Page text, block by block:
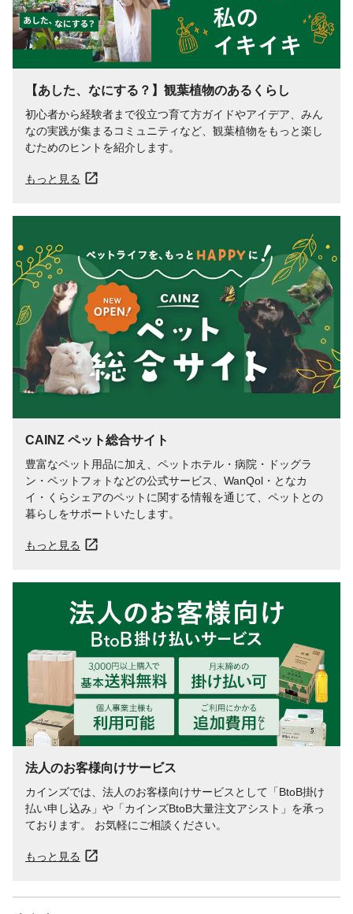
【あした、なにする？】観葉植物のあるくらし
初心者から経験者まで役立つ育て方ガイドやアイデア、みん
なの実践が集まるコミュニティなど、観葉植物をもっと楽し
むためのヒントを紹介します。
もっと見る
CAINZ ペット総合サイト
豊富なペット用品に加え、ペットホテル・病院・ドッグラ
ン・ペットフォトなどの公式サービス、WanQol・となカ
イ・くらシェアのペットに関する情報を通じて、ペットとの
暮らしをサポートいたします。
もっと見る
法人のお客様向けサービス
カインズでは、法人のお客様向けサービスとして「BtoB掛け
払い申し込み」や「カインズBtoB大量注文アシスト」を承っ
ております。 お気軽にご相談ください。
もっと見る